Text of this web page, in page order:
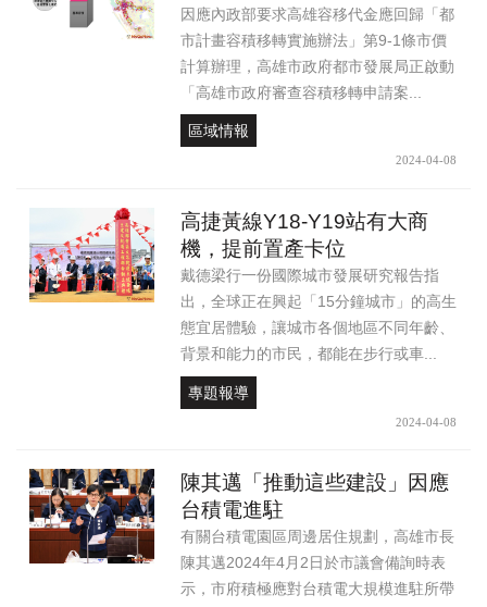
因應內政部要求高雄容移代金應回歸「都
市計畫容積移轉實施辦法」第9-1條市價
計算辦理，高雄市政府都市發展局正啟動
「高雄市政府審查容積移轉申請案...
區域情報
2024-04-08
高捷黃線Y18-Y19站有大商
機，提前置產卡位
戴德梁行一份國際城市發展研究報告指
出，全球正在興起「15分鐘城市」的高生
態宜居體驗，讓城市各個地區不同年齡、
背景和能力的市民，都能在步行或車...
專題報導
2024-04-08
陳其邁「推動這些建設」因應
台積電進駐
有關台積電園區周邊居住規劃，高雄市長
陳其邁2024年4月2日於市議會備詢時表
示，市府積極應對台積電大規模進駐所帶